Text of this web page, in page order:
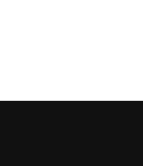
Aunque no incorpora cambios en